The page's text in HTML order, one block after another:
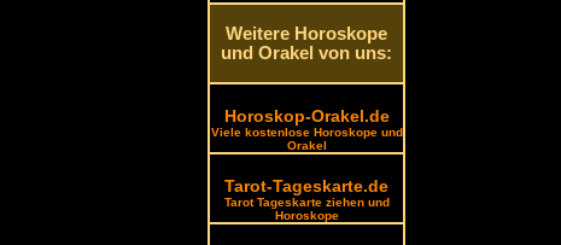
Weitere Horoskope
und Orakel von uns:
Horoskop-Orakel.de
Viele kostenlose Horoskope und
Orakel
Tarot-Tageskarte.de
Tarot Tageskarte ziehen und
Horoskope